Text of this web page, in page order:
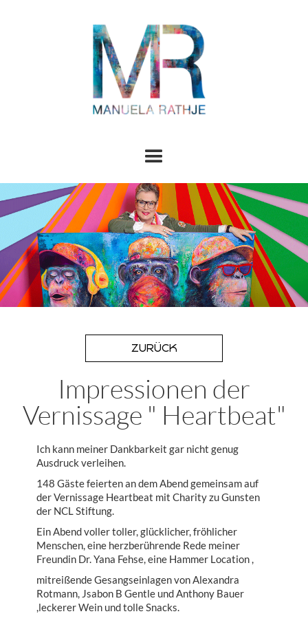
ZURÜCK
Impressionen der
Vernissage " Heartbeat"
Ich kann meiner Dankbarkeit gar nicht genug
Ausdruck verleihen.
148 Gäste feierten an dem Abend gemeinsam auf
der Vernissage Heartbeat mit Charity zu Gunsten
der NCL Stiftung.
Ein Abend voller toller, glücklicher, fröhlicher
Menschen, eine herzberührende Rede meiner
Freundin Dr. Yana Fehse, eine Hammer Location ,
mitreißende Gesangseinlagen von Alexandra
Rotmann, Jsabon B Gentle und Anthony Bauer
,leckerer Wein und tolle Snacks.